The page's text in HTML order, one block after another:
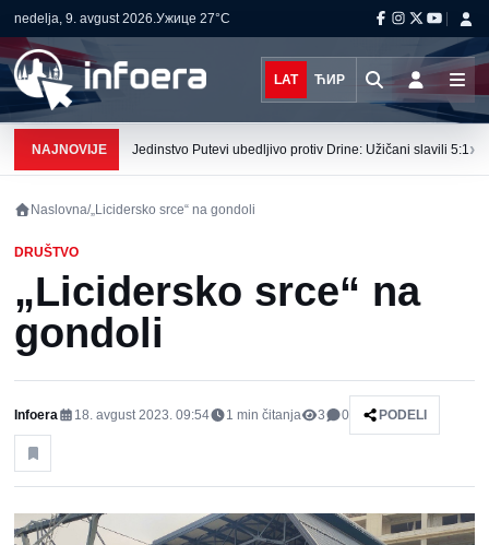
nedelja, 9. avgust 2026.Ужице 27°C
LAT ЋИР
NAJNOVIJE Jedinstvo Putevi ubedljivo protiv Drine: Užičani slavili 5:1›
Naslovna/„Licidersko srce“ na gondoli
DRUŠTVO
„Licidersko srce“ na
gondoli
Infoera 18. avgust 2023. 09:54 1 min čitanja 3 0 PODELI